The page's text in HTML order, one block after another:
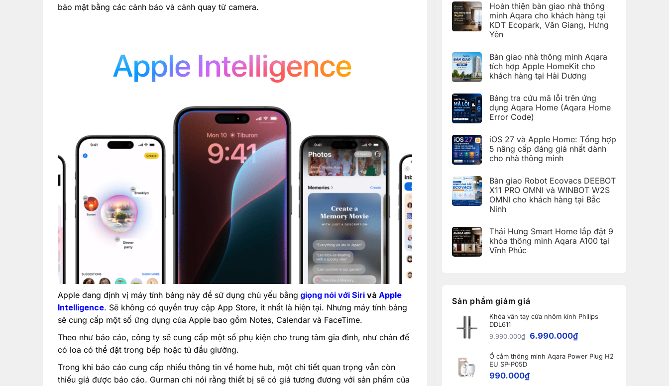
bảo mật bằng các cảnh báo và cảnh quay từ camera.
Apple đang định vị máy tính bảng này để sử dụng chủ yếu bằng giọng nói với Siri và Apple
Intelligence. Sẽ không có quyền truy cập App Store, ít nhất là hiện tại. Nhưng máy tính bảng
sẽ cung cấp một số ứng dụng của Apple bao gồm Notes, Calendar và FaceTime.
Theo như báo cáo, công ty sẽ cung cấp một số phụ kiện cho trung tâm gia đình, như chân đế
có loa có thể đặt trong bếp hoặc tủ đầu giường.
Trong khi báo cáo cung cấp nhiều thông tin về home hub, một chi tiết quan trọng vẫn còn
thiếu giá được báo cáo. Gurman chỉ nói rằng thiết bị sẽ có giá tương đương với sản phẩm của
đặt
Giàn
phơi
thông
minh
Aqara
Aqara
Home
bình
luận
ở
Hoàn
thiện
bàn
thống
nhà
thông
minh
khách
hàng
tại
KDT
Hà
Nội
Hoàn thiện bàn giao nhà thông
minh Aqara cho khách hàng tại
KDT Ecopark, Văn Giang, Hưng
Yên
bình
luận
ở
Hoàn
giao
nhà
thông
minh
Aqara
khách
hàng
tại
KDT
Ecopark,
Hưng
Yên
Bàn giao nhà thông minh Aqara
tích hợp Apple HomeKit cho
khách hàng tại Hải Dương
bình
luận
ở
Bàn
thông
minh
Aqara
tích
hợp
HomeKit
cho
khách
hàng
tại
Hải
Bảng tra cứu mã lỗi trên ứng
dụng Aqara Home (Aqara Home
Error Code)
bình
luận
ở
Bảng
mã
lỗi
trên
ứng
dụng
Aqara
Home
Error
Code)
iOS 27 và Apple Home: Tổng hợp
5 nâng cấp đáng giá nhất dành
cho nhà thông minh
bình
luận
ở
iOS
27
và
Home:
Tổng
hợp
5
nâng
thông
Bàn giao Robot Ecovacs DEEBOT
X11 PRO OMNI và WINBOT W2S
OMNI cho khách hàng tại Bắc
Ninh
bình
luận
ở
Bàn
OMNI
và
W2S
OMNI
cho
khách
Bắc
Ninh
Thái Hưng Smart Home lắp đặt 9
khóa thông minh Aqara A100 tại
Vĩnh Phúc
Hưng
Smart
lắp
đặt
khóa
minh
Aqara
A100
Vĩnh
Sản phẩm giảm giá
Khóa vân tay cửa nhôm kính Philips
DDL611
9.990.000₫ 6.990.000₫
Ổ cắm thông minh Aqara Power Plug H2
EU SP-P05D
990.000₫